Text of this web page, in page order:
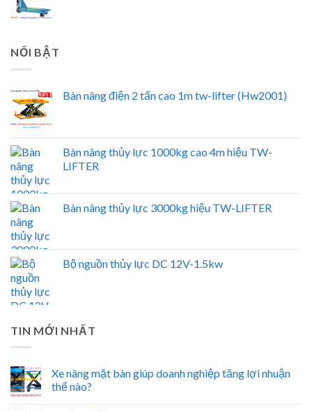
NỔI BẬT
Bàn nâng điện 2 tấn cao 1m tw-lifter (Hw2001)
Bàn nâng thủy lực 1000kg cao 4m hiệu TW-
LIFTER
Bàn nâng thủy lực 3000kg hiệu TW-LIFTER
Bộ nguồn thủy lực DC 12V-1.5kw
TIN MỚI NHẤT
Xe nâng mặt bàn giúp doanh nghiệp tăng lợi nhuận
thế nào?